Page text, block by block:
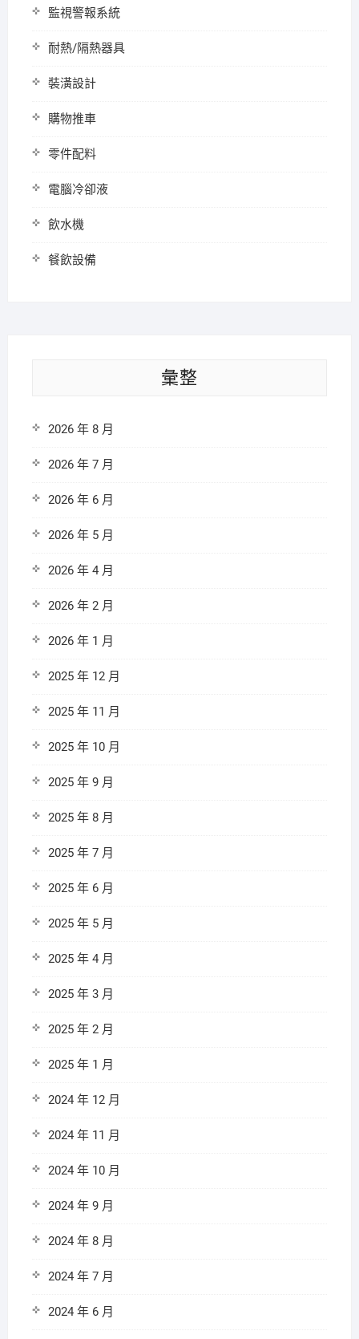
監視警報系統
耐熱/隔熱器具
裝潢設計
購物推車
零件配料
電腦冷卻液
飲水機
餐飲設備
彙整
2026 年 8 月
2026 年 7 月
2026 年 6 月
2026 年 5 月
2026 年 4 月
2026 年 2 月
2026 年 1 月
2025 年 12 月
2025 年 11 月
2025 年 10 月
2025 年 9 月
2025 年 8 月
2025 年 7 月
2025 年 6 月
2025 年 5 月
2025 年 4 月
2025 年 3 月
2025 年 2 月
2025 年 1 月
2024 年 12 月
2024 年 11 月
2024 年 10 月
2024 年 9 月
2024 年 8 月
2024 年 7 月
2024 年 6 月